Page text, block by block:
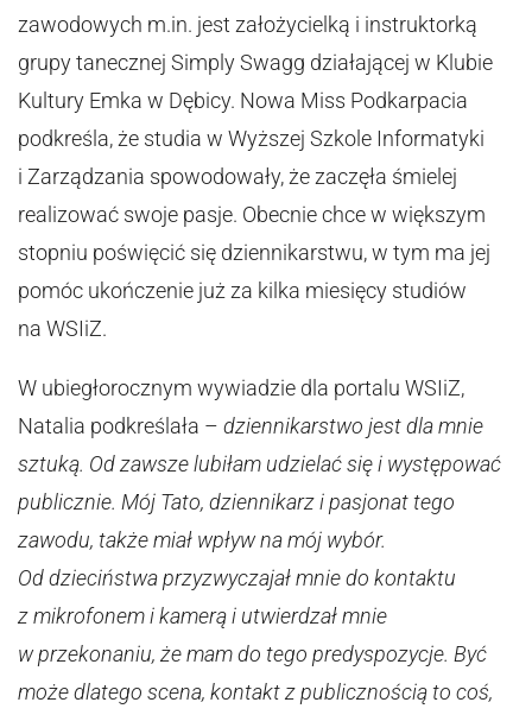
zawodowych m.in. jest założycielką i instruktorką
grupy tanecznej Simply Swagg działającej w Klubie
Kultury Emka w Dębicy. Nowa Miss Podkarpacia
podkreśla, że studia w Wyższej Szkole Informatyki
i Zarządzania spowodowały, że zaczęła śmielej
realizować swoje pasje. Obecnie chce w większym
stopniu poświęcić się dziennikarstwu, w tym ma jej
pomóc ukończenie już za kilka miesięcy studiów
na WSIiZ.
W ubiegłorocznym wywiadzie dla portalu WSIiZ,
Natalia podkreślała – dziennikarstwo jest dla mnie
sztuką. Od zawsze lubiłam udzielać się i występować
publicznie. Mój Tato, dziennikarz i pasjonat tego
zawodu, także miał wpływ na mój wybór.
Od dzieciństwa przyzwyczajał mnie do kontaktu
z mikrofonem i kamerą i utwierdzał mnie
w przekonaniu, że mam do tego predyspozycje. Być
może dlatego scena, kontakt z publicznością to coś,